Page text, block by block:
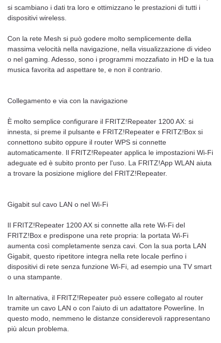
si scambiano i dati tra loro e ottimizzano le prestazioni di tutti i
dispositivi wireless.
Con la rete Mesh si può godere molto semplicemente della
massima velocità nella navigazione, nella visualizzazione di video
o nel gaming. Adesso, sono i programmi mozzafiato in HD e la tua
musica favorita ad aspettare te, e non il contrario.
Collegamento e via con la navigazione
È molto semplice configurare il FRITZ!Repeater 1200 AX: si
innesta, si preme il pulsante e FRITZ!Repeater e FRITZ!Box si
connettono subito oppure il router WPS si connette
automaticamente. Il FRITZ!Repeater applica le impostazioni Wi-Fi
adeguate ed è subito pronto per l'uso. La FRITZ!App WLAN aiuta
a trovare la posizione migliore del FRITZ!Repeater.
Gigabit sul cavo LAN o nel Wi-Fi
Il FRITZ!Repeater 1200 AX si connette alla rete Wi-Fi del
FRITZ!Box e predispone una rete propria: la portata Wi-Fi
aumenta così completamente senza cavi. Con la sua porta LAN
Gigabit, questo ripetitore integra nella rete locale perfino i
dispositivi di rete senza funzione Wi-Fi, ad esempio una TV smart
o una stampante.
In alternativa, il FRITZ!Repeater può essere collegato al router
tramite un cavo LAN o con l'aiuto di un adattatore Powerline. In
questo modo, nemmeno le distanze considerevoli rappresentano
più alcun problema.